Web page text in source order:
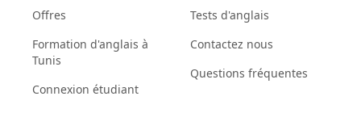
Offres
Formation d'anglais à
Tunis
Connexion étudiant
Tests d'anglais
Contactez nous
Questions fréquentes